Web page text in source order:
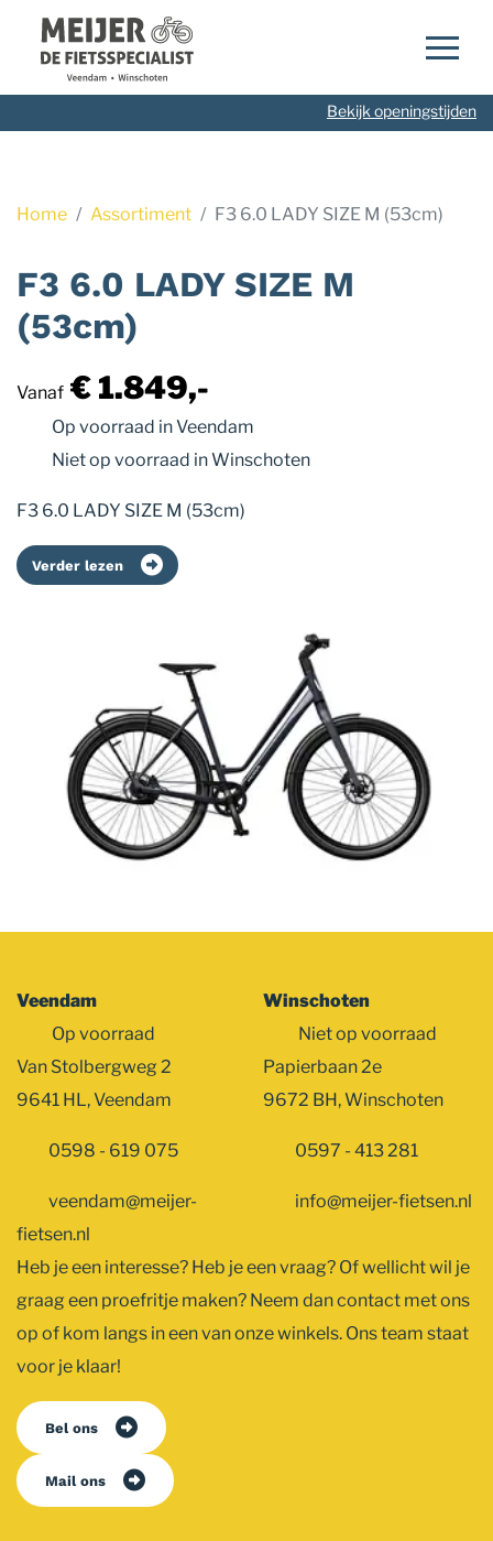
Navigatie
Bekijk openingstijden
Home Assortiment F3 6.0 LADY SIZE M (53cm)
F3 6.0 LADY SIZE M
(53cm)
Vanaf € 1.849,-
Op voorraad in Veendam
Niet op voorraad in Winschoten
F3 6.0 LADY SIZE M (53cm)
Verder lezen
Veendam
Op voorraad
Van Stolbergweg 2
9641 HL, Veendam
0598 - 619 075
veendam@meijer-
fietsen.nl
Winschoten
Niet op voorraad
Papierbaan 2e
9672 BH, Winschoten
0597 - 413 281
info@meijer-fietsen.nl
Heb je een interesse? Heb je een vraag? Of wellicht wil je
graag een proefritje maken? Neem dan contact met ons
op of kom langs in een van onze winkels. Ons team staat
voor je klaar!
Bel ons
Mail ons